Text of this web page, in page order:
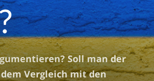
Soll man der
Vergleich mit den